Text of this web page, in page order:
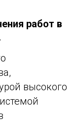
работ в
высокого